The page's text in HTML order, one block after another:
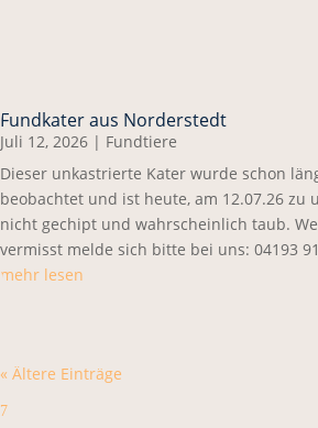
Fundkater aus Norderstedt
Juli 12, 2026 | Fundtiere
Dieser unkastrierte Kater wurde schon
beobachtet und ist heute, am 12.07.26 zu
nicht gechipt und wahrscheinlich taub.
vermisst melde sich bitte bei uns: 04193
mehr lesen
« Ältere Einträge
7